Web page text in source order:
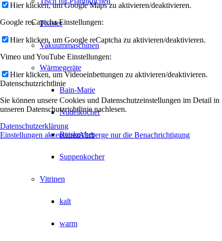
Toaster
Vakuummaschinen
Wärmegeräte
Bain-Marie
Nudelkocher
Reiskocher
Suppenkocher
Vitrinen
kalt
warm
Hier klicken, um Google Maps zu aktivieren/deaktivieren.
Google reCaptcha Einstellungen:
Hier klicken, um Google reCaptcha zu aktivieren/deaktivieren.
Vimeo und YouTube Einstellungen:
Hier klicken, um Videoeinbettungen zu aktivieren/deaktivieren.
Datenschutzrichtlinie
Sie können unsere Cookies und Datenschutzeinstellungen im Detail in
unseren Datenschutzrichtlinie nachlesen.
Datenschutzerklärung
Einstellungen akzeptierenVerberge nur die Benachrichtigung